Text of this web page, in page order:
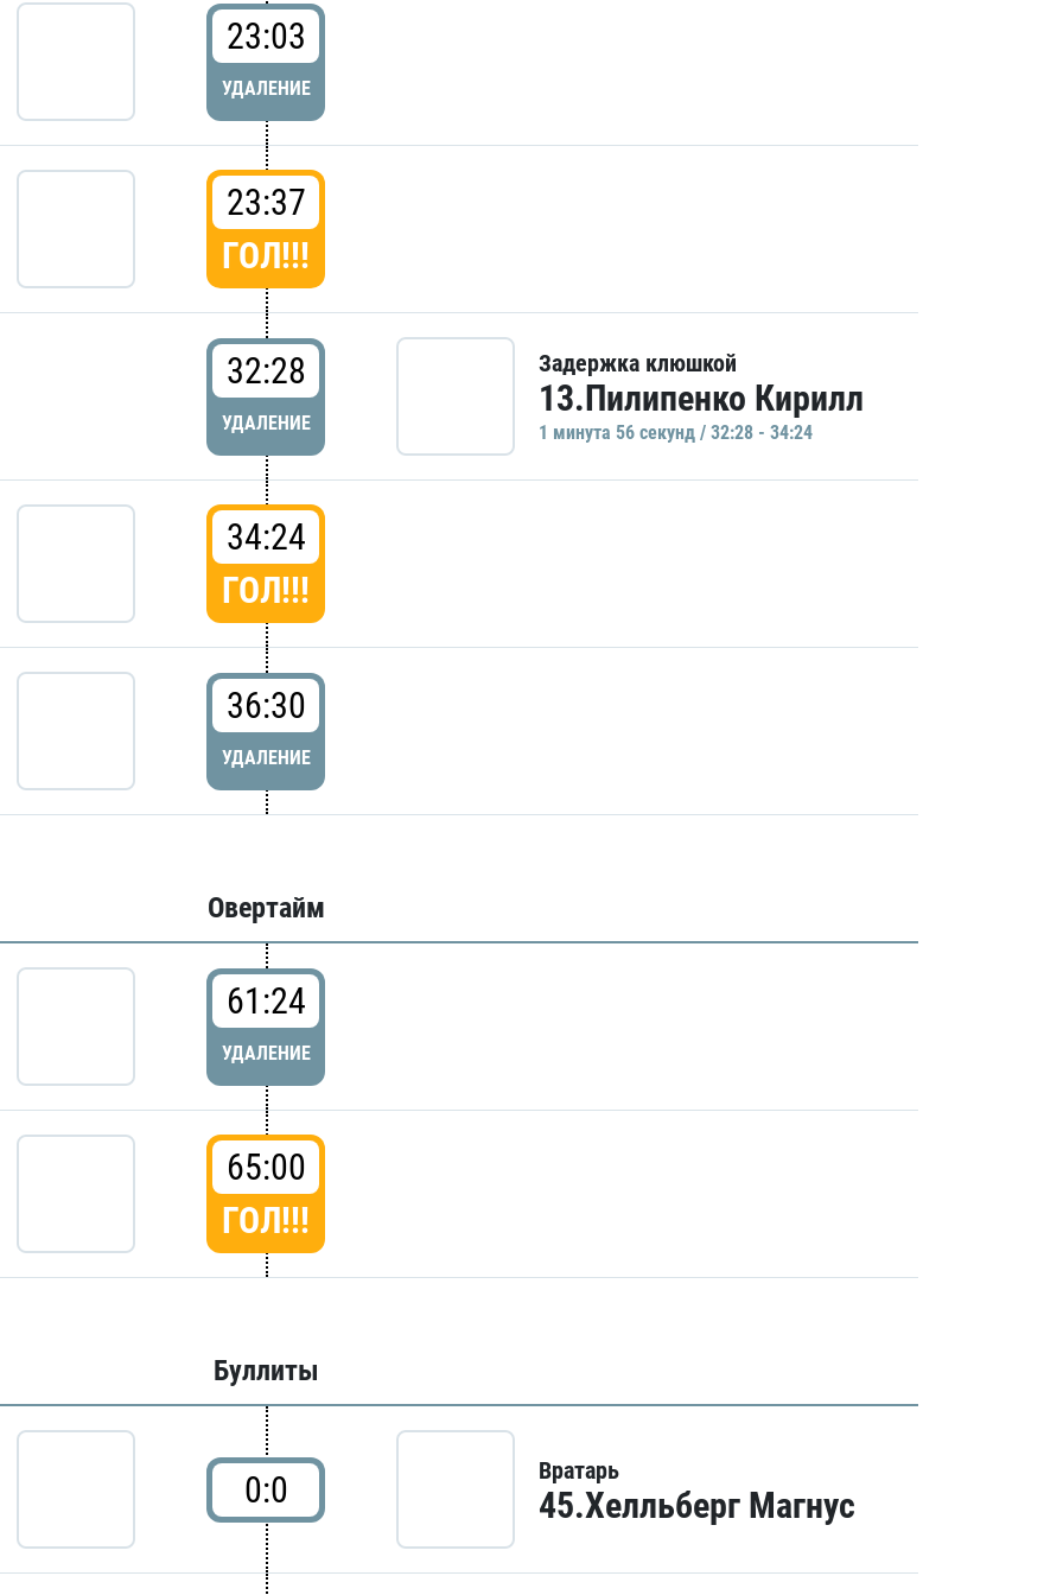
23:03
УДАЛЕНИЕ
23:37
ГОЛ!!!
32:28
УДАЛЕНИЕ
Задержка клюшкой
13.Пилипенко Кирилл
1 минутa 56 секунд / 32:28 - 34:24
34:24
ГОЛ!!!
36:30
УДАЛЕНИЕ
Овертайм
61:24
УДАЛЕНИЕ
65:00
ГОЛ!!!
Буллиты
0:0 Вратарь
45.Хелльберг Магнус